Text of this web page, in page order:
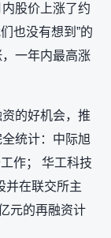
股价上涨了约
也没有想到”的
一年内最高涨
的好机会，推
统计：中际旭
作； 华工科技
并在联交所主
元的再融资计